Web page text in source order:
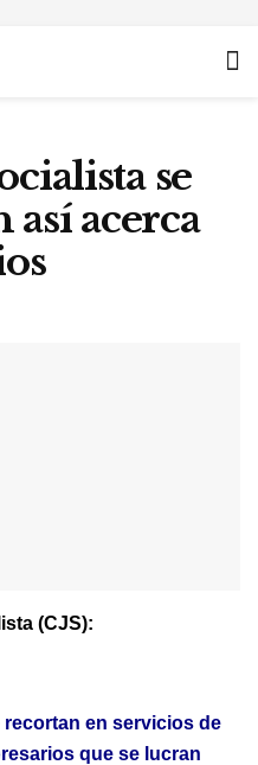
se
acerca
(CJS):
en servicios de
que se lucran